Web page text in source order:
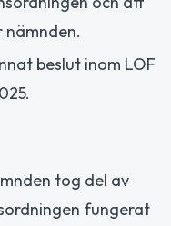
nämnden.
beslut inom LOF
tog del av
fungerat